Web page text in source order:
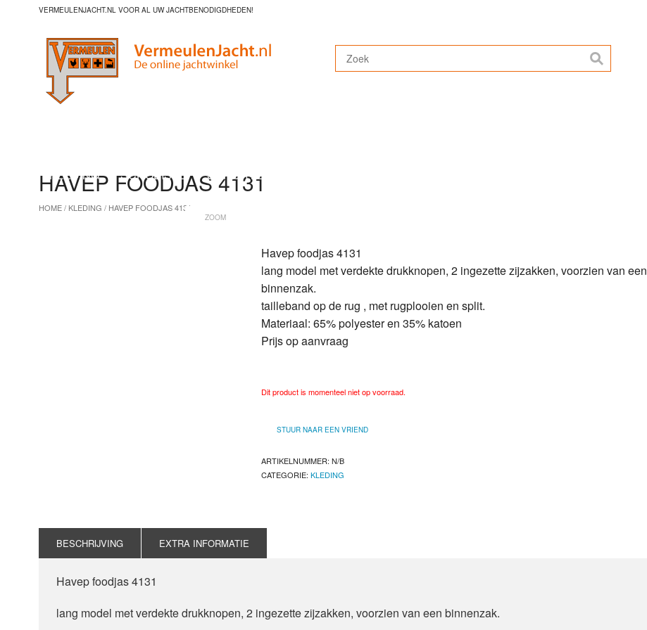
VERMEULENJACHT.NL VOOR AL UW JACHTBENODIGDHEDEN!
KLEDING SCHOEISEL SCHORTEN
HAVEP FOODJAS 4131
HOME/ KLEDING / HAVEP FOODJAS 4131
ZOOM
Havep foodjas 4131
lang model met verdekte drukknopen, 2 ingezette zijzakken, voorzien van een
binnenzak.
tailleband op de rug , met rugplooien en split.
Materiaal: 65% polyester en 35% katoen
Prijs op aanvraag
Dit product is momenteel niet op voorraad.
STUUR NAAR EEN VRIEND
ARTIKELNUMMER: N/B
CATEGORIE: KLEDING
BESCHRIJVING EXTRA INFORMATIE
Havep foodjas 4131
lang model met verdekte drukknopen, 2 ingezette zijzakken, voorzien van een binnenzak.